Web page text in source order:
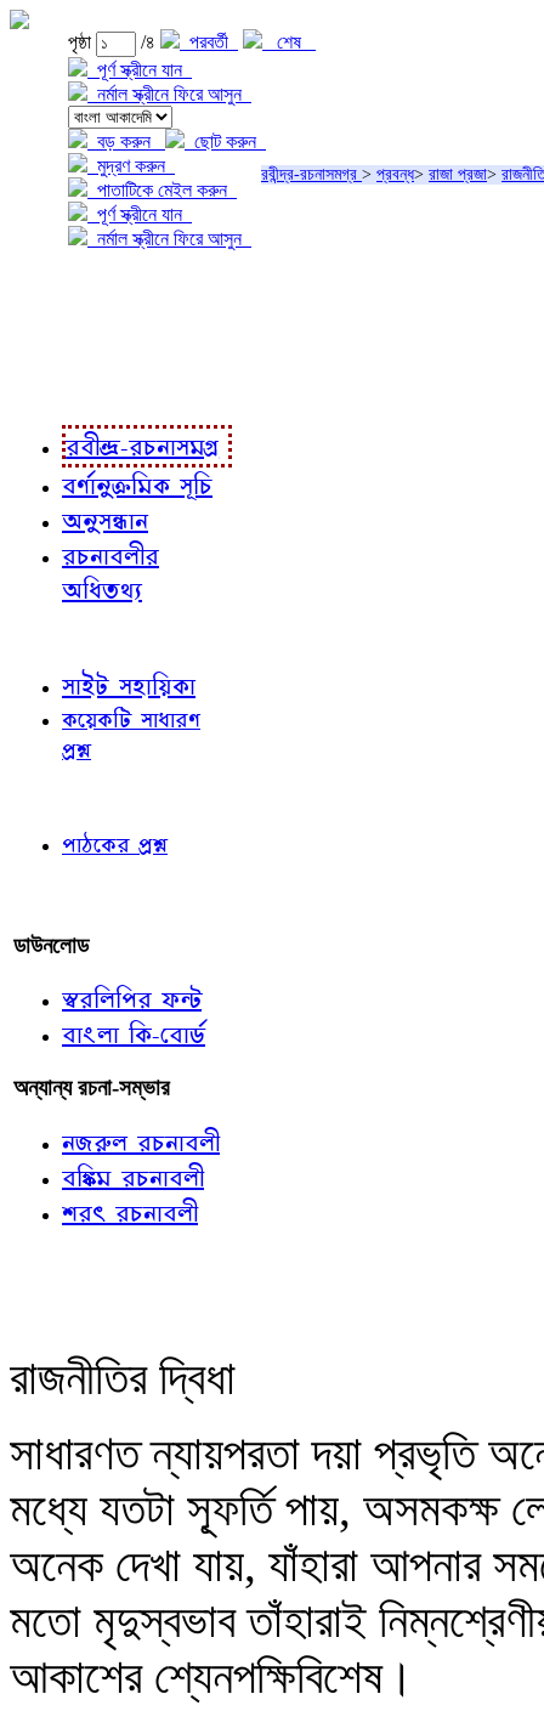
পৃষ্ঠা /৪ পরবর্তী
শেষ
পূর্ণ স্ক্রীনে যান
নর্মাল স্ক্রীনে ফিরে আসুন
বড় করুন
ছোট করুন
মুদ্রণ করুন
পাতাটিকে মেইল করুন
পূর্ণ স্ক্রীনে যান
নর্মাল স্ক্রীনে ফিরে আসুন
রবীন্দ্র-রচনাসমগ্র > প্রবন্ধ> রাজা প্রজা>
রবীন্দ্র-রচনাসমগ্র
বর্ণানুক্রমিক সূচি
অনুসন্ধান
রচনাবলীর
অধিতথ্য
সাইট সহায়িকা
কয়েকটি সাধারণ
প্রশ্ন
পাঠকের প্রশ্ন
ডাউনলোড
স্বরলিপির ফন্ট
বাংলা কি-বোর্ড
অন্যান্য রচনা-সম্ভার
নজরুল রচনাবলী
বঙ্কিম রচনাবলী
শরৎ রচনাবলী
রাজনীতির দ্বিধা
সাধারণত ন্যায়পরতা দয়া
মধ্যে যতটা স্ফূর্তি পায়, অসমকক্ষ
অনেক দেখা যায়, যাঁহারা আপনার
মতো মৃদুস্বভাব তাঁহারাই
আকাশের শ্যেনপক্ষিবিশেষ।